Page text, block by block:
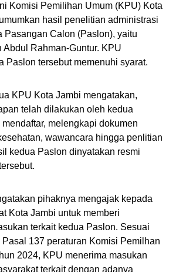
Komisi Pemilihan Umum (KPU) Kota
hasil penelitian administrasi
Pasangan Calon (Paslon), yaitu
Abdul Rahman-Guntur. KPU
Paslon tersebut memenuhi syarat.
KPU Kota Jambi mengatakan,
telah dilakukan oleh kedua
melengkapi dokumen
wawancara hingga penlitian
kedua Paslon dinyatakan resmi
pihaknya mengajak kepada
Kota Jambi untuk memberi
terkait kedua Paslon. Sesuai
137 peraturan Komisi Pemilhan
2024, KPU menerima masukan
terkait dengan adanya